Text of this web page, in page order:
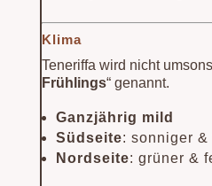
Klima
Teneriffa wird nicht
Frühlings“ genannt.
Ganzjährig mild
Südseite: sonniger &
Nordseite: grüner &